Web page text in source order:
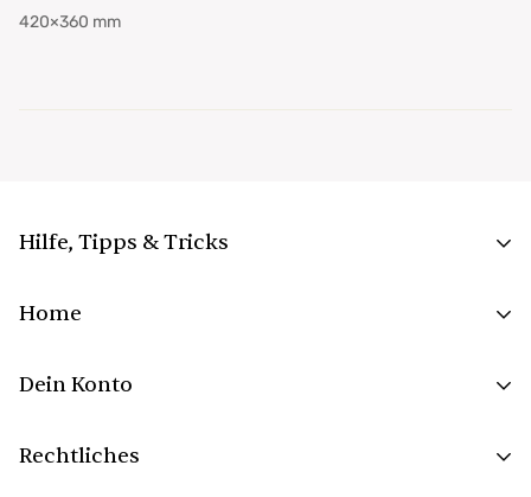
420×360 mm
Hilfe, Tipps & Tricks
FAQs
richtig anheizen
Home
Surprise Grill
Gartenkamin
Dein Konto
Bestellungen
Rechtliches